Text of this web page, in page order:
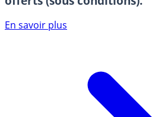
En savoir plus